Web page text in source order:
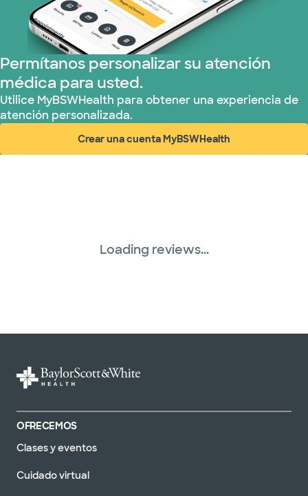
Tricare (3 planes)
TriWest HealthCare (1 planes)
United HealthCare (33 planes)
WellMed (15 planes)
Permítanos personalizar su atención
médica para usted.
Utilice MyBSWHealth para obtener una experiencia de
atención personalizada.
Crear una cuenta MyBSWHealth
(abre en ventana nueva)
Loading reviews...
OFRECEMOS
Clases y eventos
Cuidado virtual